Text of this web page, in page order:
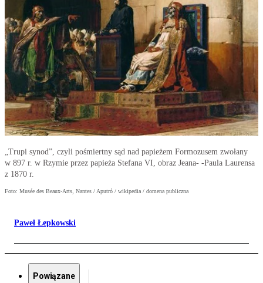
„Trupi synod”, czyli pośmiertny sąd nad papieżem Formozusem zwołany
w 897 r. w Rzymie przez papieża Stefana VI, obraz Jeana- -Paula Laurensa
z 1870 r.
Foto: Musée des Beaux-Arts, Nantes / Aputró / wikipedia / domena publiczna
Paweł Łepkowski
Powiązane